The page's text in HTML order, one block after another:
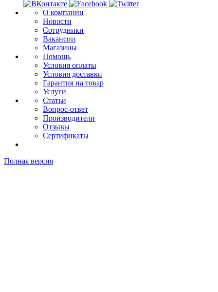
О компании
Новости
Сотрудники
Вакансии
Магазины
Помощь
Условия оплаты
Условия доставки
Гарантия на товар
Услуги
Статьи
Вопрос-ответ
Производители
Отзывы
Сертификаты
Полная версия